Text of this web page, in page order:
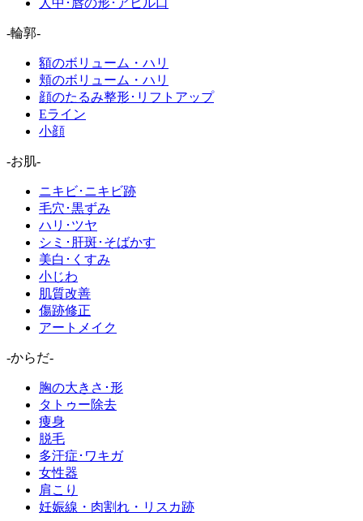
人中･唇の形･アヒル口
-輪郭-
額のボリューム・ハリ
頬のボリューム・ハリ
顔のたるみ整形･リフトアップ
Eライン
小顔
-お肌-
ニキビ･ニキビ跡
毛穴･黒ずみ
ハリ･ツヤ
シミ･肝斑･そばかす
美白･くすみ
小じわ
肌質改善
傷跡修正
アートメイク
-からだ-
胸の大きさ･形
タトゥー除去
痩身
脱毛
多汗症･ワキガ
女性器
肩こり
妊娠線・肉割れ・リスカ跡